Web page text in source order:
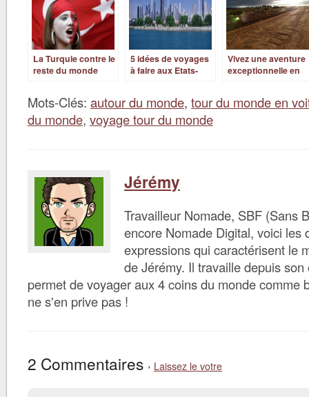
La Turquie contre le
reste du monde
5 idées de voyages
à faire aux Etats-
Vivez une aventure
exceptionnelle en
Mots-Clés: autour du monde, tour du monde en
du monde, voyage tour du monde
Jérémy
Travailleur Nomade, SBF (Sans
encore Nomade Digital, voici les
expressions qui caractérisent le
de Jérémy. Il travaille depuis
permet de voyager aux 4 coins du monde comme
ne s'en prive pas !
2 Commentaires › Laissez le votre